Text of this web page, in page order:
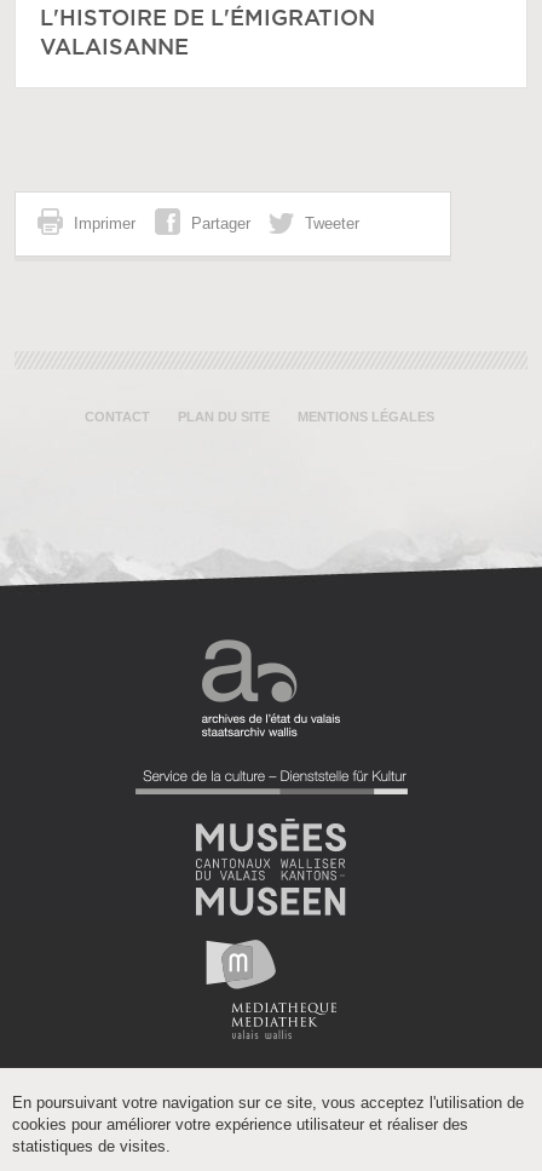
L'HISTOIRE DE L'ÉMIGRATION
VALAISANNE
Imprimer Partager Tweeter
CONTACT PLAN DU SITE MENTIONS LÉGALES
En poursuivant votre navigation sur ce site, vous acceptez l'utilisation de
cookies pour améliorer votre expérience utilisateur et réaliser des
statistiques de visites.